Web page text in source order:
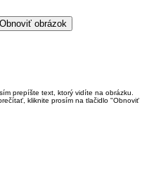
prepíšte text, ktorý vidíte na obrázku.
kliknite prosím na tlačidlo "Obnoviť